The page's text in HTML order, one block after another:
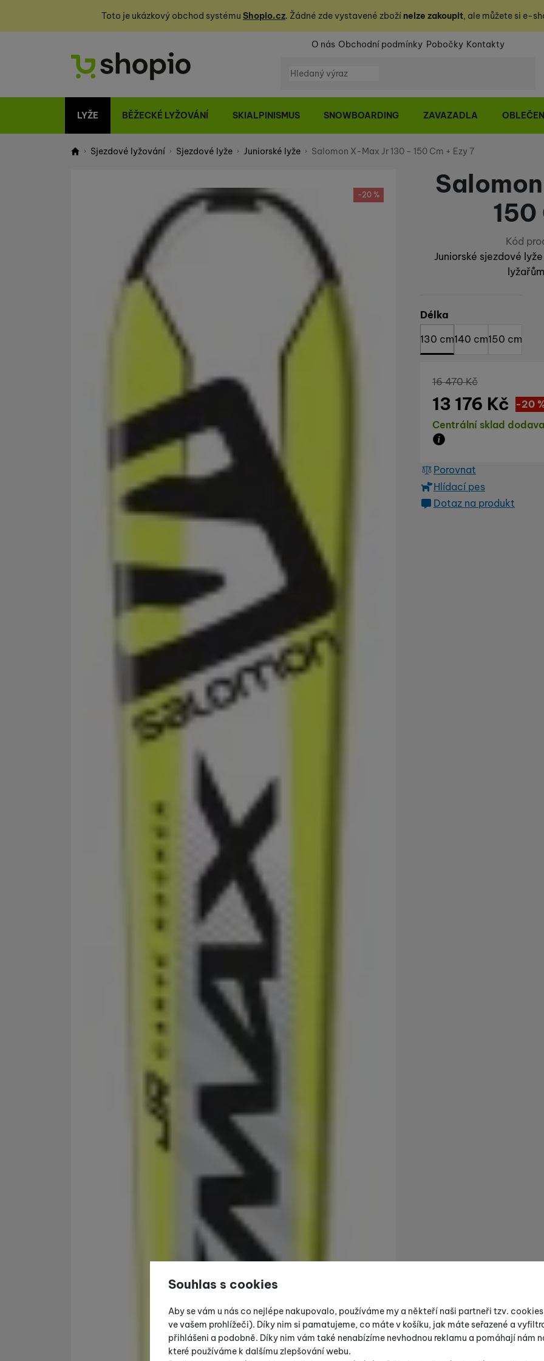
Souhlas s cookies
Aby se vám u nás co nejlépe nakupovalo, používáme my a někteří naši partneři tzv.
ve vašem prohlížeči). Díky nim si pamatujeme, co máte v košíku, jak máte seřazené a
přihlášeni a podobně. Díky nim vám také nenabízíme nevhodnou reklamu a pomáhají nám
které používáme k dalšímu zlepšování webu.
Toto je ukázkový obchod systému Shopio.cz. Žádné zde vystavené zboží nelze zakoupit, ale můžete si e-
O nás Obchodní podmínky Pobočky Kontakty
Vyhledávání
LYŽE BĚŽECKÉ LYŽOVÁNÍ SKIALPINISMUS SNOWBOARDING ZAVAZADLA
Sjezdové lyžování Sjezdové lyže Juniorské lyže Salomon X-Max Jr 130 - 150 Cm + Ezy 7
150
Kód
Juniorské sjezdové lyže
Vyberte variantu
Délka
130 cm140 cm150 cm
Dostupnost
Centrální sklad
Původní cena
16 470Kč
3
(
-20
13 176 Kč
Porovnat
Hlídací pes
Dotaz na produkt
-20 %